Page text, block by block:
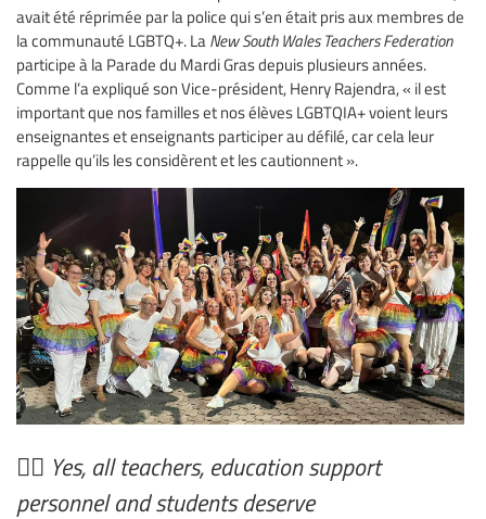
avait été réprimée par la police qui s’en était pris aux membres de
la communauté LGBTQ+. La New South Wales Teachers Federation
participe à la Parade du Mardi Gras depuis plusieurs années.
Comme l’a expliqué son Vice-président, Henry Rajendra, « il est
important que nos familles et nos élèves LGBTQIA+ voient leurs
enseignantes et enseignants participer au défilé, car cela leur
rappelle qu’ils les considèrent et les cautionnent ».
🏳️‍🌈 Yes, all teachers, education support
personnel and students deserve